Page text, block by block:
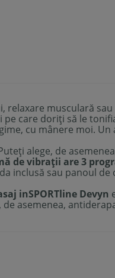
musculară
care doriți să le
cu mânere moi.
alege, de
vibrații are 3
inclusă sau panoul de
inSPORTline Devyn
asemenea,